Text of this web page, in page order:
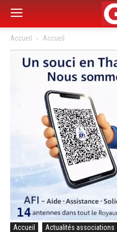
Accueil Accueil
Accueil Actualités associations